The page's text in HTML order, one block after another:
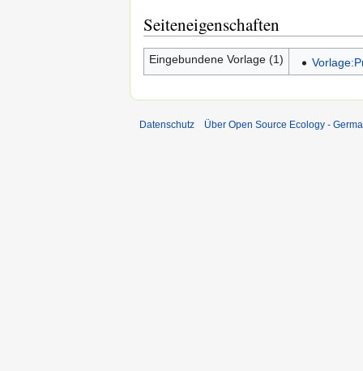
Seiteneigenschaften
Eingebundene Vorlage (1)
Datenschutz Über Open Source Ecology -